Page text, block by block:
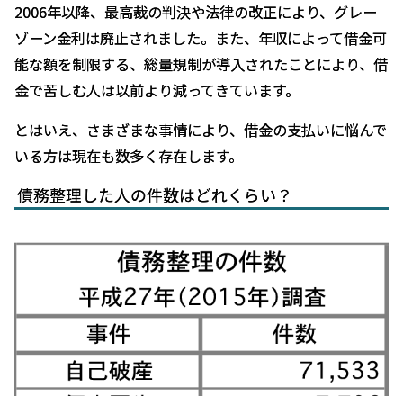
2006年以降、最高裁の判決や法律の改正により、グレー
ゾーン金利は廃止されました。また、年収によって借金可
能な額を制限する、総量規制が導入されたことにより、借
金で苦しむ人は以前より減ってきています。
とはいえ、さまざまな事情により、借金の支払いに悩んで
いる方は現在も数多く存在します。
債務整理した人の件数はどれくらい？
あ
る
質
問
料
に
い
て
弁
護